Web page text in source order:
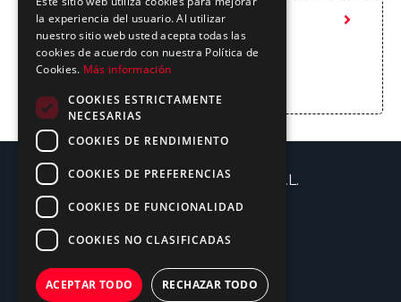
¿Qué tipo de certificación
obtendré al finalizar?
© 2026 IA Transformers, S.L.
Política de cookies
Política de privacidad
la experiencia del usuario. Al utilizar
nuestro sitio web usted acepta todas las
cookies de acuerdo con nuestra Política de
Cookies. Más información
COOKIES ESTRICTAMENTE
NECESARIAS
COOKIES DE RENDIMIENTO
COOKIES DE PREFERENCIAS
COOKIES DE FUNCIONALIDAD
COOKIES NO CLASIFICADAS
ACEPTAR TODO RECHAZAR TODO